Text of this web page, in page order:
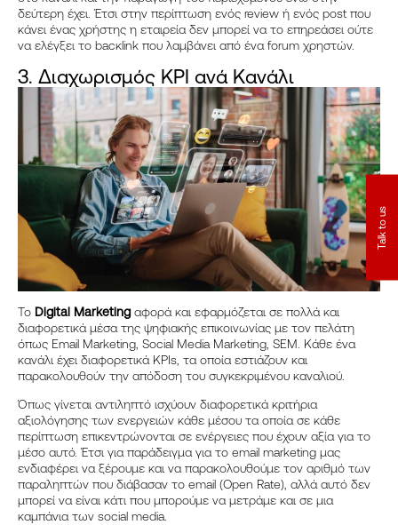
δεύτερη έχει. Έτσι στην περίπτωση ενός review ή ενός post που
κάνει ένας χρήστης η εταιρεία δεν μπορεί να το επηρεάσει ούτε
να ελέγξει το bacκlink που λαμβάνει από ένα forum χρηστών.
3. Διαχωρισμός KPI ανά Κανάλι
Το Digital Marketingαφορά και εφαρμόζεται σε πολλά και
διαφορετικά μέσα της ψηφιακής επικοινωνίας με τον πελάτη
όπως Email Marketing, Social Media Marketing, SEM. Κάθε ένα
κανάλι έχει διαφορετικά KPIs, τα οποία εστιάζουν και
παρακολουθούν την απόδοση του συγκεκριμένου καναλιού.
Όπως γίνεται αντιληπτό ισχύουν διαφορετικά κριτήρια
αξιολόγησης των ενεργειών κάθε μέσου τα οποία σε κάθε
περίπτωση επικεντρώνονται σε ενέργειες που έχουν αξία για το
μέσο αυτό. Έτσι για παράδειγμα για το email marketing μας
ενδιαφέρει να ξέρουμε και να παρακολουθούμε τον αριθμό των
παραληπτών που διάβασαν το email (Οpen Rate), αλλά αυτό δεν
μπορεί να είναι κάτι που μπορούμε να μετράμε και σε μια
καμπάνια των social media.
Talk to us